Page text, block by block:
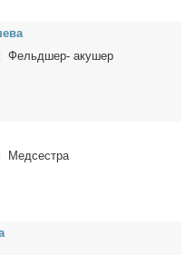
Фельдшер- акушер
Медсестра